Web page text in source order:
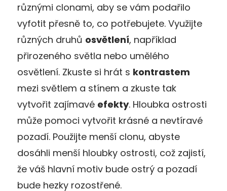
různými clonami, aby se vám podařilo
vyfotit přesně to, co potřebujete. Využijte
různých druhů osvětlení, například
přirozeného světla nebo umělého
osvětlení. Zkuste si hrát s kontrastem
mezi světlem a stínem a zkuste tak
vytvořit zajímavé efekty. Hloubka ostrosti
může pomoci vytvořit krásné a nevtíravé
pozadí. Použijte menší clonu, abyste
dosáhli menší hloubky ostrosti, což zajistí,
že váš hlavní motiv bude ostrý a pozadí
bude hezky rozostřené.